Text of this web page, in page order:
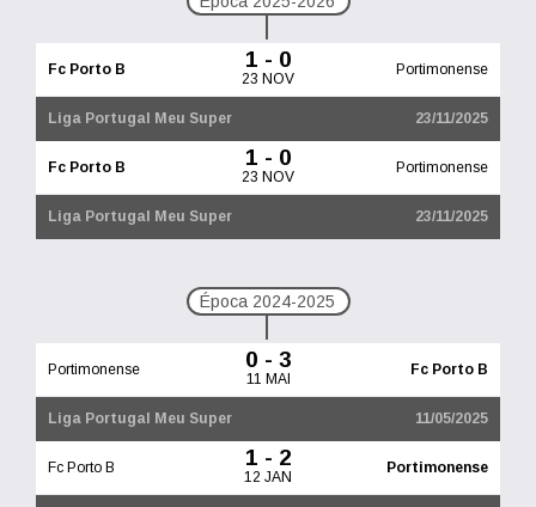
Fc Porto B 1 - 0
23 NOV
Portimonense
Liga Portugal Meu Super 23/11/2025
Fc Porto B 1 - 0
23 NOV
Portimonense
Liga Portugal Meu Super 23/11/2025
Época 2024-2025
Portimonense 0 - 3
11 MAI
Fc Porto B
Liga Portugal Meu Super 11/05/2025
Fc Porto B 1 - 2
12 JAN
Portimonense